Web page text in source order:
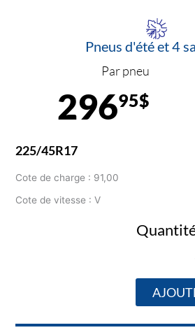
Pneus d'été et 4
Par pneu
29695$
225/45R17
Cote de charge : 91,00
Cote de vitesse : V